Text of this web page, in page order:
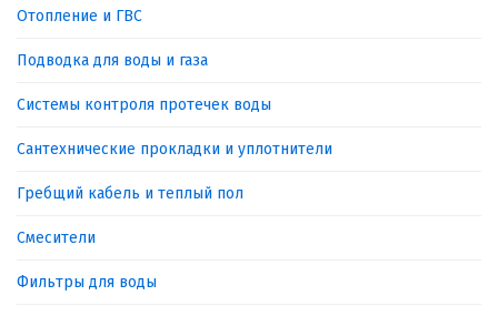
Отопление и ГВС
Подводка для воды и газа
Системы контроля протечек воды
Сантехнические прокладки и уплотнители
Гребщий кабель и теплый пол
Смесители
Фильтры для воды